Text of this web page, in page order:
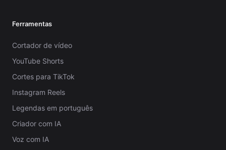
Ferramentas
Cortador de vídeo
YouTube Shorts
Cortes para TikTok
Instagram Reels
Legendas em português
Criador com IA
Voz com IA